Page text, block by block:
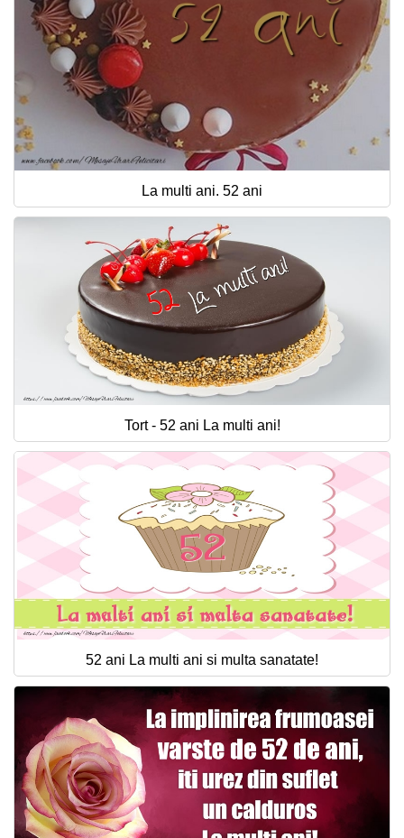
La multi ani. 52 ani
Tort - 52 ani La multi ani!
52 ani La multi ani si multa sanatate!